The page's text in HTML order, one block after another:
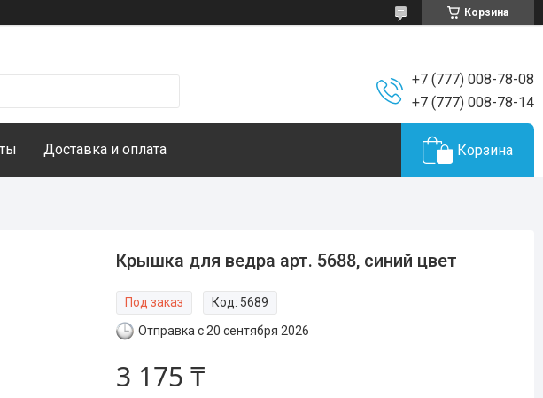
Корзина
+7 (777) 008-78-08
+7 (777) 008-78-14
Доставка и оплата Корзина
Крышка для ведра арт. 5688, синий цвет
Под заказ Код: 5689
Отправка с 20 сентября 2026
3 175 ₸